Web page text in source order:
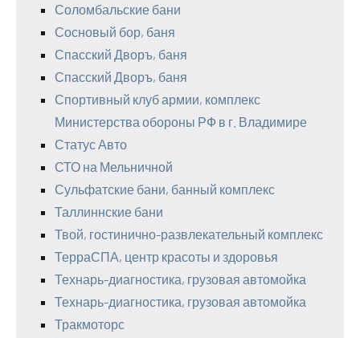
Соломбальские бани
Сосновый бор, баня
Спасский Дворъ, баня
Спасский Дворъ, баня
Спортивный клуб армии, комплекс
Министерства обороны РФ в г. Владимире
Статус Авто
СТО на Мельничной
Сульфатские бани, банный комплекс
Таллиннские бани
Твой, гостинично-развлекательный комплекс
ТерраСПА, центр красоты и здоровья
Технарь-диагностика, грузовая автомойка
Технарь-диагностика, грузовая автомойка
Тракмоторс